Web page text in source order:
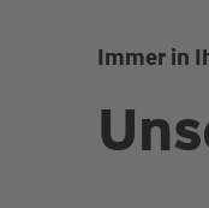
Immer in